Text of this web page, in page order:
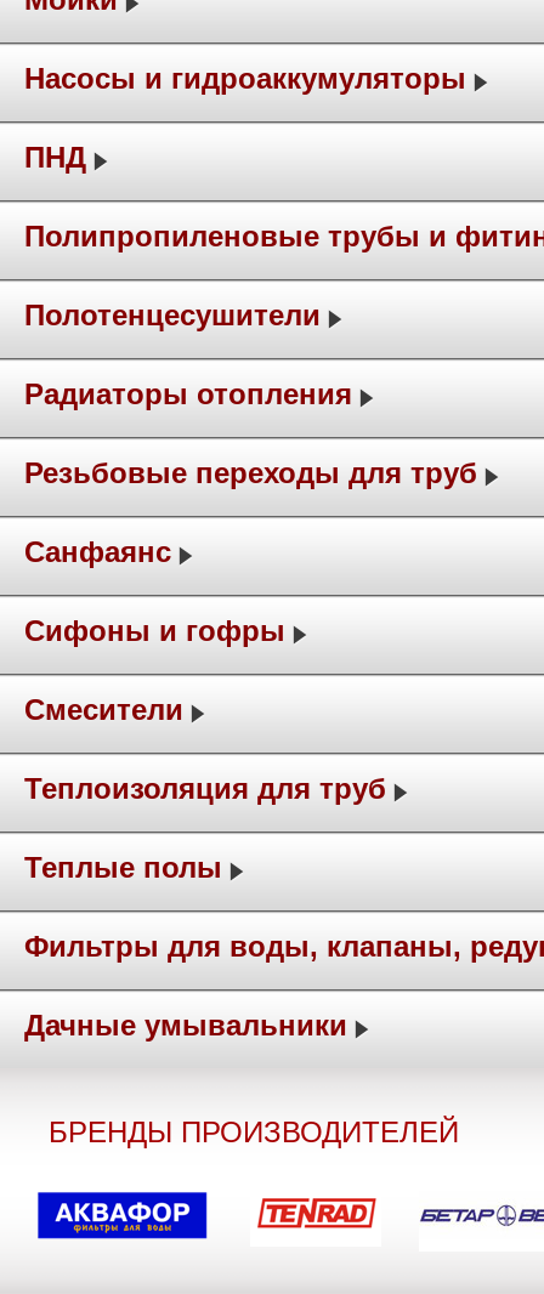
Насосы и гидроаккумуляторы
ПНД
Полипропиленовые трубы и
Полотенцесушители
Радиаторы отопления
Резьбовые переходы для труб
Санфаянс
Сифоны и гофры
Смесители
Теплоизоляция для труб
Теплые полы
Фильтры для воды, клапаны,
Дачные умывальники
БРЕНДЫ ПРОИЗВОДИТЕЛЕЙ